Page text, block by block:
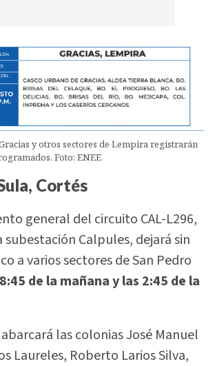
y otros sectores de Lempira registrarán
Foto: ENEE
Cortés
general del circuito CAL-L296,
Calpules, dejará sin
a varios sectores de San Pedro
8:45 de la mañana y las 2:45 de la
las colonias José Manuel
Laureles, Roberto Larios Silva,